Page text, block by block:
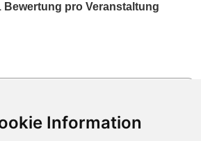
Bewertung pro Veranstaltung